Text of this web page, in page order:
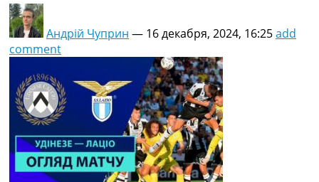
Андрій Чуприн — 16 декабря, 2024, 16:25add
comment